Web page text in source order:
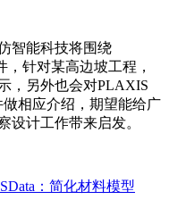
智能科技将围绕
，针对某高边坡工程，
，另外也会对PLAXIS
做相应介绍，期望能给广
设计工作带来启发。